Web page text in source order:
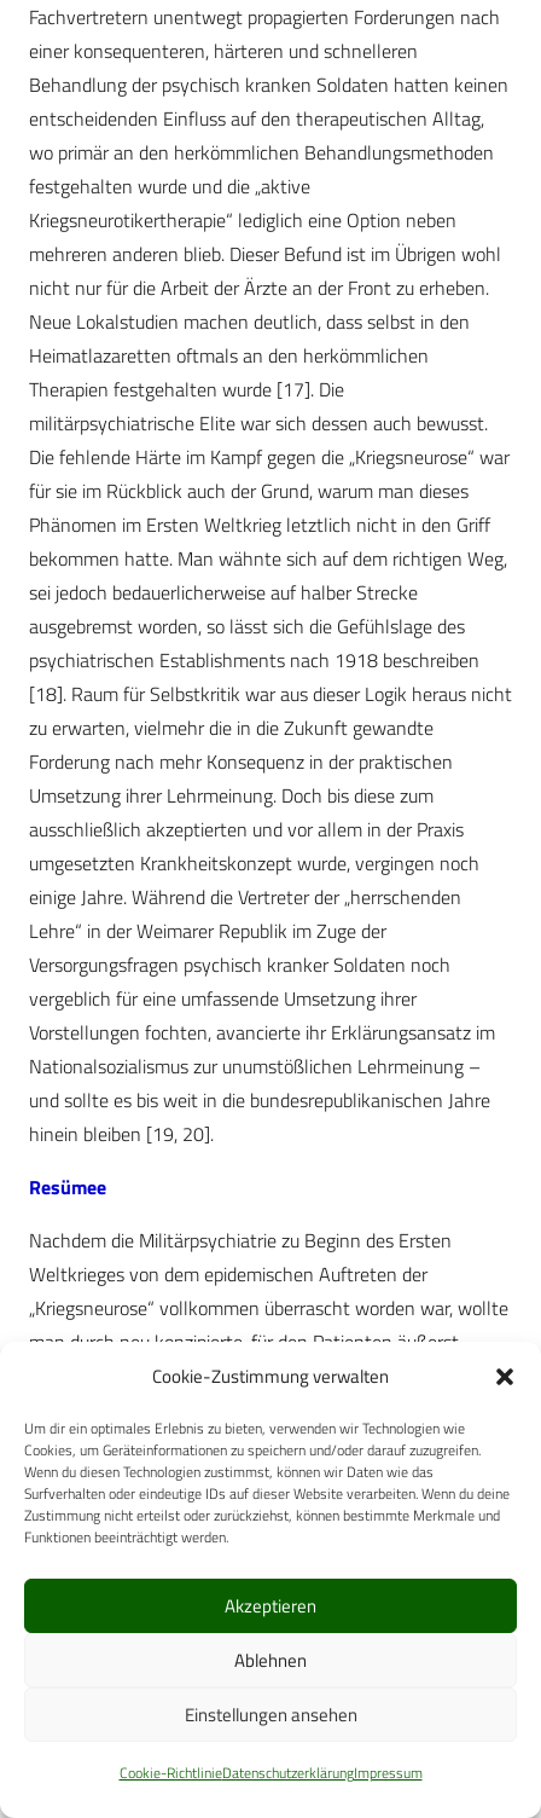
Cookie-Zustimmung verwalten
Um dir ein optimales Erlebnis zu bieten, verwenden wir Technologien wie
Cookies, um Geräteinformationen zu speichern und/oder darauf zuzugreifen.
Wenn du diesen Technologien zustimmst, können wir Daten wie das
Surfverhalten oder eindeutige IDs auf dieser Website verarbeiten. Wenn du deine
Zustimmung nicht erteilst oder zurückziehst, können bestimmte Merkmale und
Funktionen beeinträchtigt werden.
Akzeptieren
Ablehnen
Einstellungen ansehen
Cookie-RichtlinieDatenschutzerklärungImpressum
Fachvertretern unentwegt propagierten Forderungen nach
einer konsequenteren, härteren und schnelleren
Behandlung der psychisch kranken Soldaten hatten keinen
entscheidenden Einfluss auf den therapeutischen Alltag,
wo primär an den herkömmlichen Behandlungsmethoden
festgehalten wurde und die „aktive
Kriegsneurotikertherapie“ lediglich eine Option neben
mehreren anderen blieb. Dieser Befund ist im Übrigen wohl
nicht nur für die Arbeit der Ärzte an der Front zu erheben.
Neue Lokalstudien machen deutlich, dass selbst in den
Heimatlazaretten oftmals an den herkömmlichen
Therapien festgehalten wurde [17]. Die
militärpsychiatrische Elite war sich dessen auch bewusst.
Die fehlende Härte im Kampf gegen die „Kriegsneurose“ war
für sie im Rückblick auch der Grund, warum man dieses
Phänomen im Ersten Weltkrieg letztlich nicht in den Griff
bekommen hatte. Man wähnte sich auf dem richtigen Weg,
sei jedoch bedauerlicherweise auf halber Strecke
ausgebremst worden, so lässt sich die Gefühlslage des
psychiatrischen Establishments nach 1918 beschreiben
[18]. Raum für Selbstkritik war aus dieser Logik heraus nicht
zu erwarten, vielmehr die in die Zukunft gewandte
Forderung nach mehr Konsequenz in der praktischen
Umsetzung ihrer Lehrmeinung. Doch bis diese zum
ausschließlich akzeptierten und vor allem in der Praxis
umgesetzten Krankheitskonzept wurde, vergingen noch
einige Jahre. Während die Vertreter der „herrschenden
Lehre“ in der Weimarer Republik im Zuge der
Versorgungsfragen psychisch kranker Soldaten noch
vergeblich für eine umfassende Umsetzung ihrer
Vorstellungen fochten, avancierte ihr Erklärungsansatz im
Nationalsozialismus zur unumstößlichen Lehrmeinung –
und sollte es bis weit in die bundesrepublikanischen Jahre
hinein bleiben [19, 20].
Resümee
Nachdem die Militärpsychiatrie zu Beginn des Ersten
Weltkrieges von dem epidemischen Auftreten der
„Kriegsneurose“ vollkommen überrascht worden war, wollte
man durch neu konzipierte, für den Patienten äußerst
schmerzvolle Therapiemethoden dieses
entscheidend zum siegreichen Verlauf der
Kampfhandlungen beitragen. Einen Wendepunkt stellte
dabei der 1916 abgehaltene kriegspsychiatrische Kongress
in München dar. Hier wurde im Hinblick auf die Ätiologie und
Therapie der „Kriegsneurose“ ein neues Konzept
beschlossen. Dass der therapeutische Aufbruch im Ersten
Weltkrieg ein elitärer, vornehmlich auf eine bestimmte
belegen die Resultate der Lazarettaktenauswertung. Die
Behandlungsdauer und Entlassungsart psychisch kranker